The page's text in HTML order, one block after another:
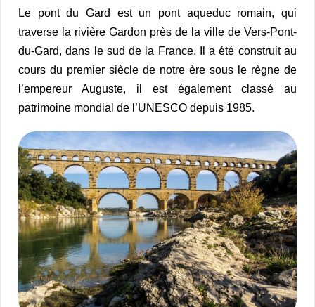
Le pont du Gard est un pont aqueduc romain, qui
traverse la rivière Gardon près de la ville de Vers-Pont-
du-Gard, dans le sud de la France. Il a été construit au
cours du premier siècle de notre ère sous le règne de
l’empereur Auguste, il est également classé au
patrimoine mondial de l’UNESCO depuis 1985.